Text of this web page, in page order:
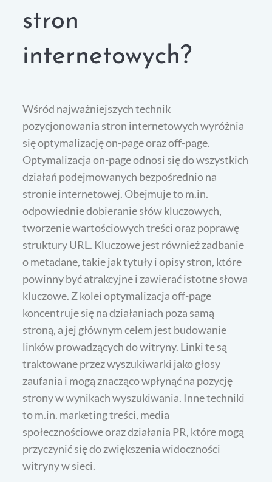
stron
internetowych?
Wśród najważniejszych technik
pozycjonowania stron internetowych wyróżnia
się optymalizację on-page oraz off-page.
Optymalizacja on-page odnosi się do wszystkich
działań podejmowanych bezpośrednio na
stronie internetowej. Obejmuje to m.in.
odpowiednie dobieranie słów kluczowych,
tworzenie wartościowych treści oraz poprawę
struktury URL. Kluczowe jest również zadbanie
o metadane, takie jak tytuły i opisy stron, które
powinny być atrakcyjne i zawierać istotne słowa
kluczowe. Z kolei optymalizacja off-page
koncentruje się na działaniach poza samą
stroną, a jej głównym celem jest budowanie
linków prowadzących do witryny. Linki te są
traktowane przez wyszukiwarki jako głosy
zaufania i mogą znacząco wpłynąć na pozycję
strony w wynikach wyszukiwania. Inne techniki
to m.in. marketing treści, media
społecznościowe oraz działania PR, które mogą
przyczynić się do zwiększenia widoczności
witryny w sieci.